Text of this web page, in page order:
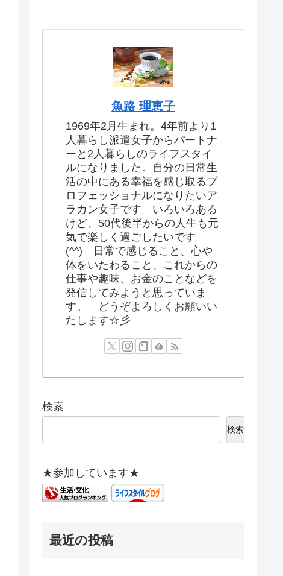
魚路 理恵子
1969年2月生まれ。4年前より1
人暮らし派遣女子からパートナ
ーと2人暮らしのライフスタイ
ルになりました。自分の日常生
活の中にある幸福を感じ取るプ
ロフェッショナルになりたいア
ラカン女子です。いろいろある
けど、50代後半からの人生も元
気で楽しく過ごしたいです
(^^) 日常で感じること、心や
体をいたわること、これからの
仕事や趣味、お金のことなどを
発信してみようと思っていま
す。 どうぞよろしくお願いい
たします☆彡
検索
検索
★参加しています★
最近の投稿